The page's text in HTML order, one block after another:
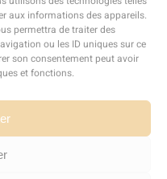
aux informations des appareils.
permettra de traiter des
ou les ID uniques sur ce
son consentement peut avoir
et fonctions.
réservés - LEA Séjours
de l'entreprise World Success
et réalisation :
de site internet